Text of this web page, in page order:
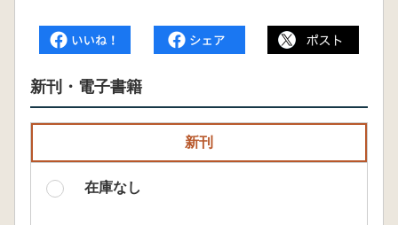
新刊・電子書籍
新刊
在庫なし